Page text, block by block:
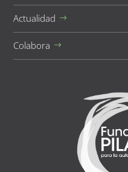
Actualidad
Colabora